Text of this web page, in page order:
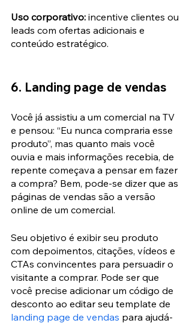
Uso corporativo: incentive clientes ou
leads com ofertas adicionais e
conteúdo estratégico.
6. Landing page de vendas
Você já assistiu a um comercial na TV
e pensou: “Eu nunca compraria esse
produto”, mas quanto mais você
ouvia e mais informações recebia, de
repente começava a pensar em fazer
a compra? Bem, pode-se dizer que as
páginas de vendas são a versão
online de um comercial.
Seu objetivo é exibir seu produto
com depoimentos, citações, vídeos e
CTAs convincentes para persuadir o
visitante a comprar. Pode ser que
você precise adicionar um código de
desconto ao editar seu template de
landing page de vendas para ajudá-